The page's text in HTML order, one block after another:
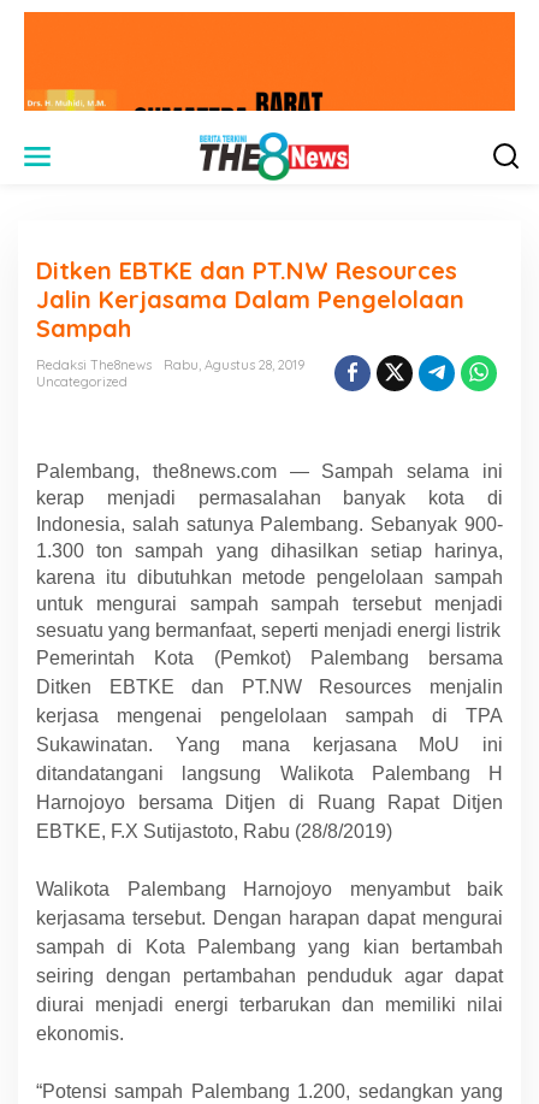
Ditken EBTKE dan PT.NW Resources
Jalin Kerjasama Dalam Pengelolaan
Sampah
Redaksi The8news
Rabu, Agustus 28, 2019
Uncategorized
Palembang, the8news.com — Sampah selama ini
kerap menjadi permasalahan banyak kota di
Indonesia, salah satunya Palembang. Sebanyak 900-
1.300 ton sampah yang dihasilkan setiap harinya,
karena itu dibutuhkan metode pengelolaan sampah
untuk mengurai sampah sampah tersebut menjadi
sesuatu yang bermanfaat, seperti menjadi energi listrik
Pemerintah Kota (Pemkot) Palembang bersama
Ditken EBTKE dan PT.NW Resources menjalin
kerjasa mengenai pengelolaan sampah di TPA
Sukawinatan. Yang mana kerjasana MoU ini
ditandatangani langsung Walikota Palembang H
Harnojoyo bersama Ditjen di Ruang Rapat Ditjen
EBTKE, F.X Sutijastoto, Rabu (28/8/2019)
Walikota Palembang Harnojoyo menyambut baik
kerjasama tersebut. Dengan harapan dapat mengurai
sampah di Kota Palembang yang kian bertambah
seiring dengan pertambahan penduduk agar dapat
diurai menjadi energi terbarukan dan memiliki nilai
ekonomis.
“Potensi sampah Palembang 1.200, sedangkan yang